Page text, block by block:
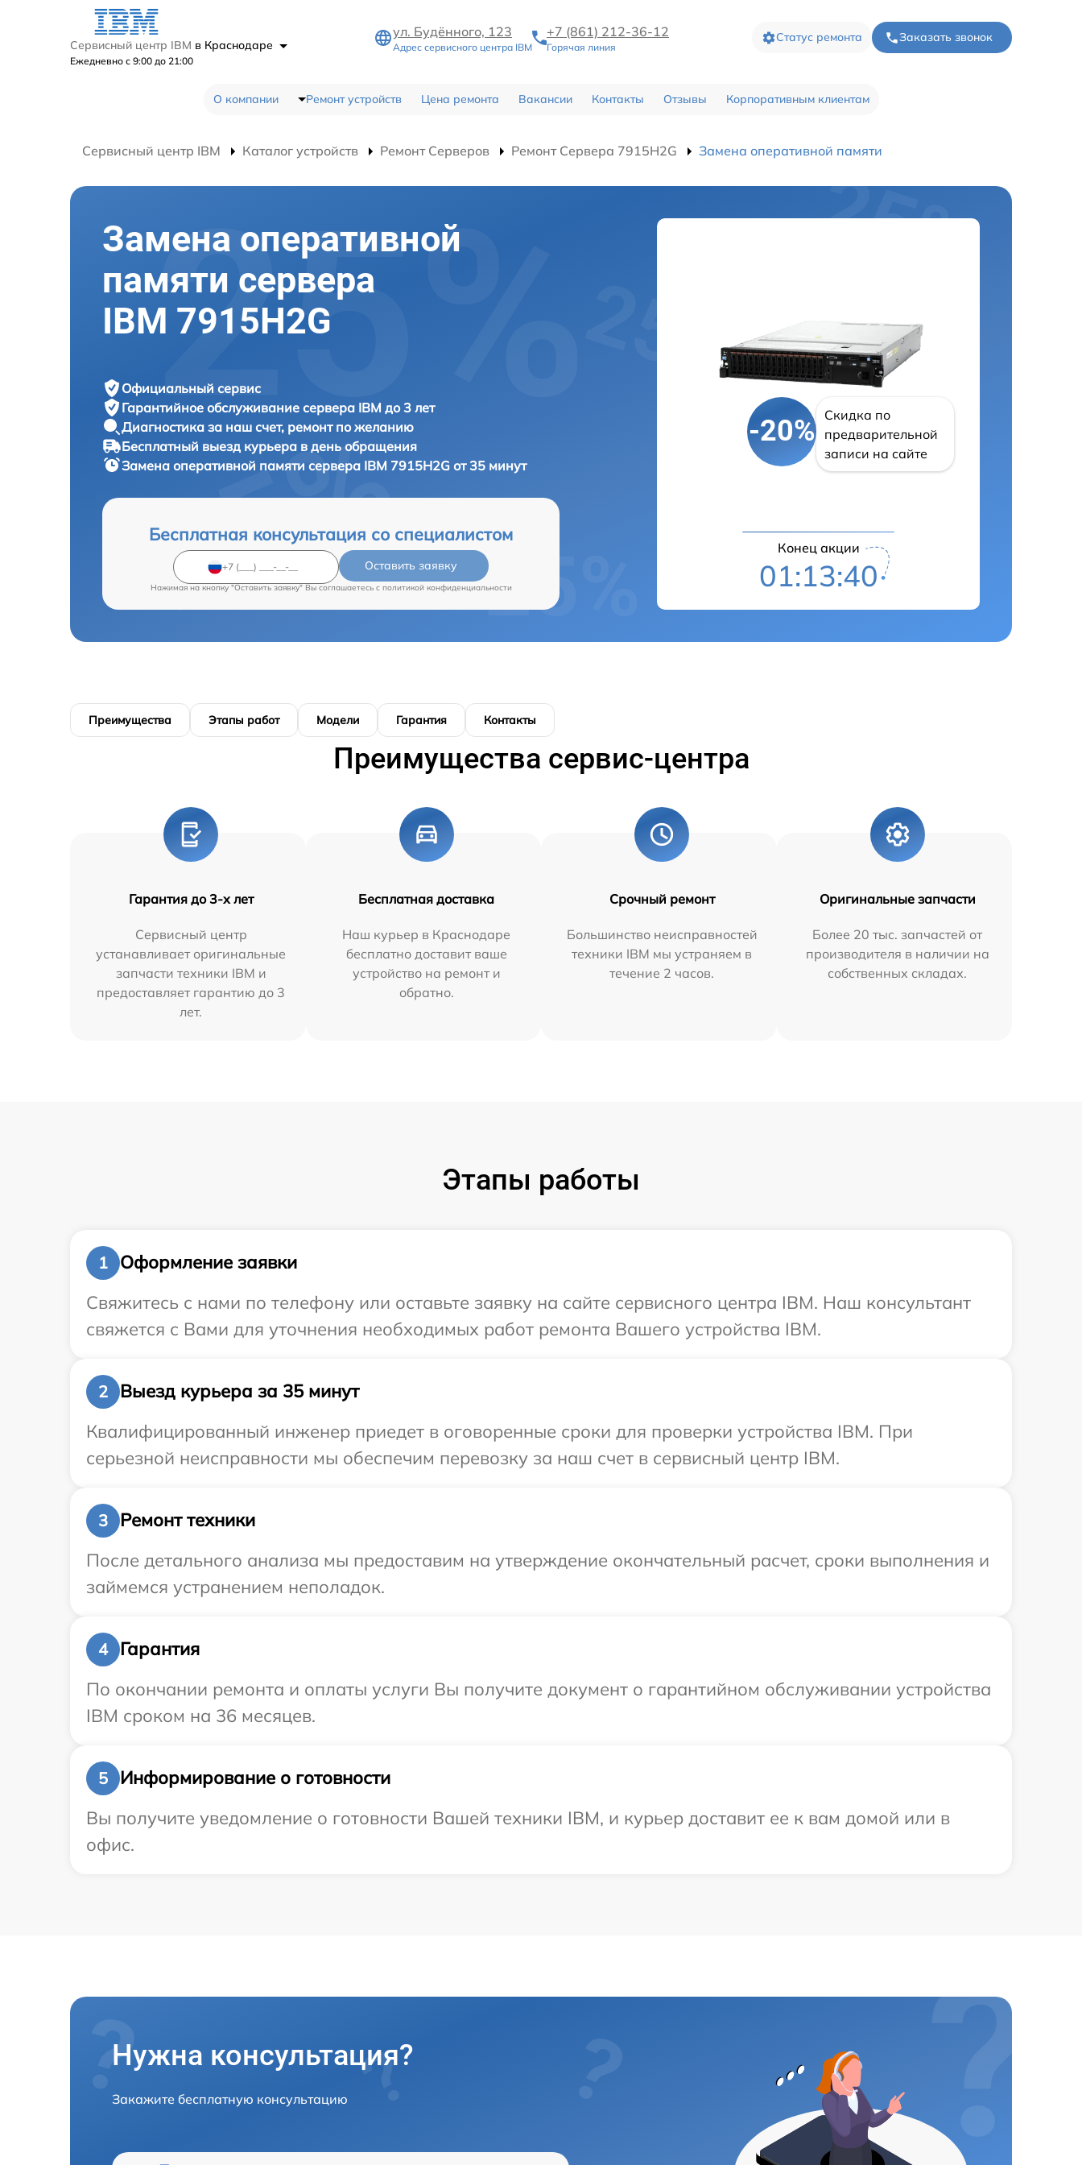
Сервисный центр IBM в Краснодаре
Ежедневно с 9:00 до 21:00
ул. Будённого, 123
Адрес сервисного центра IBM
+7 (861) 212-36-12
Горячая линия
Статус ремонта Заказать звонок
О компании Ремонт устройств Цена ремонта Вакансии Контакты Отзывы Корпоративным клиентам
Сервисный центр IBM Каталог устройств Ремонт Серверов Ремонт Сервера 7915H2G Замена оперативной памяти
Замена оперативной
памяти сервера
IBM 7915H2G
Официальный сервис
Гарантийное обслуживание сервера IBM до 3 лет
Диагностика за наш счет, ремонт по желанию
Бесплатный выезд курьера в день обращения
Замена оперативной памяти сервера IBM 7915H2G от 35 минут
Бесплатная консультация со специалистом
Оставить заявку
Нажимая на кнопку "Оставить заявку" Вы соглашаетесь c политикой конфиденциальности
-20%
Скидка по
предварительной
записи на сайте
Конец акции
01:13:39
Преимущества Этапы работ Модели Гарантия Контакты
Преимущества сервис-центра
Гарантия до 3-х лет
Сервисный центр
устанавливает оригинальные
запчасти техники IBM и
предоставляет гарантию до 3
лет.
Бесплатная доставка
Наш курьер в Краснодаре
бесплатно доставит ваше
устройство на ремонт и
обратно.
Срочный ремонт
Большинство неисправностей
техники IBM мы устраняем в
течение 2 часов.
Оригинальные запчасти
Более 20 тыс. запчастей от
производителя в наличии на
собственных складах.
Этапы работы
1
Оформление заявки
Свяжитесь с нами по телефону или оставьте заявку на сайте сервисного центра IBM. Наш консультант
свяжется с Вами для уточнения необходимых работ ремонта Вашего устройства IBM.
2
Выезд курьера за 35 минут
Квалифицированный инженер приедет в оговоренные сроки для проверки устройства IBM. При
серьезной неисправности мы обеспечим перевозку за наш счет в сервисный центр IBM.
3
Ремонт техники
После детального анализа мы предоставим на утверждение окончательный расчет, сроки выполнения и
займемся устранением неполадок.
4
Гарантия
По окончании ремонта и оплаты услуги Вы получите документ о гарантийном обслуживании устройства
IBM сроком на 36 месяцев.
5
Информирование о готовности
Вы получите уведомление о готовности Вашей техники IBM, и курьер доставит ее к вам домой или в
офис.
Нужна консультация?
Закажите бесплатную консультацию